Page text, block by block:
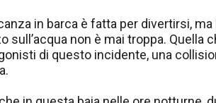
in barca è fatta per divertirsi,
sull’acqua non è mai troppa. Quella
di questo incidente, una